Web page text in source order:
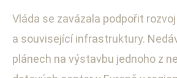
Vláda se zavázala podpořit
a související infrastruktury.
plánech na výstavbu jednoho z